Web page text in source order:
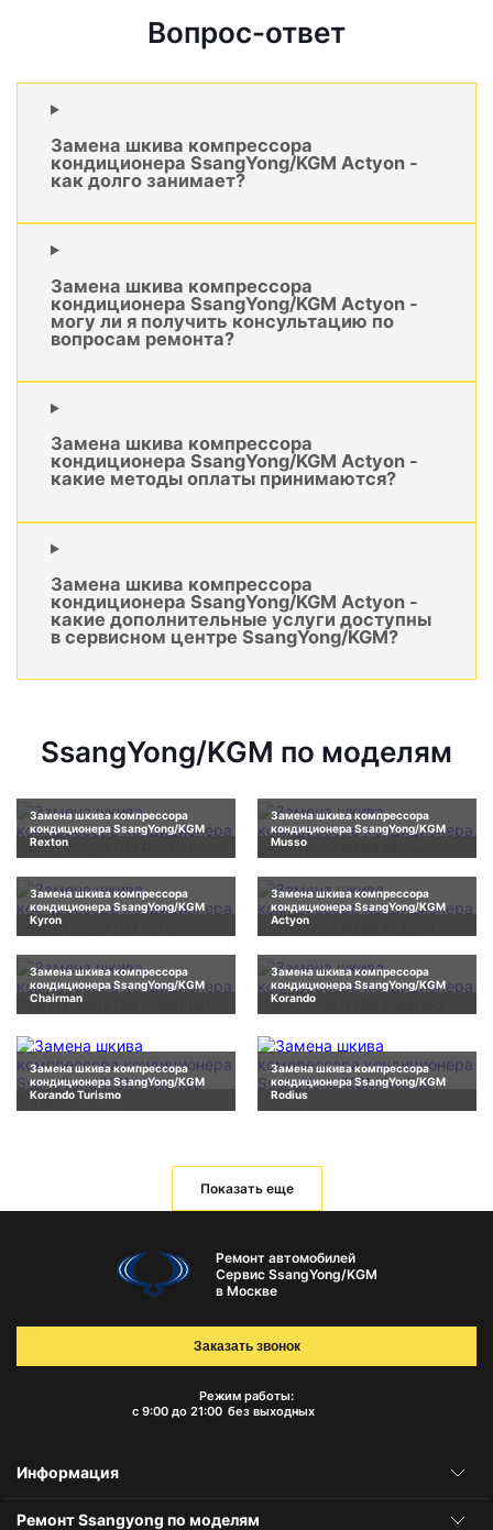
Вопрос-ответ
Замена шкива компрессора
кондиционера SsangYong/KGM Actyon -
как долго занимает?
Замена шкива компрессора
кондиционера SsangYong/KGM Actyon -
могу ли я получить консультацию по
вопросам ремонта?
Замена шкива компрессора
кондиционера SsangYong/KGM Actyon -
какие методы оплаты принимаются?
Замена шкива компрессора
кондиционера SsangYong/KGM Actyon -
какие дополнительные услуги доступны
в сервисном центре SsangYong/KGM?
SsangYong/KGM по моделям
Замена шкива компрессора
кондиционера SsangYong/KGM
Rexton
Замена шкива компрессора
кондиционера SsangYong/KGM
Musso
Замена шкива компрессора
кондиционера SsangYong/KGM
Kyron
Замена шкива компрессора
кондиционера SsangYong/KGM
Actyon
Замена шкива компрессора
кондиционера SsangYong/KGM
Chairman
Замена шкива компрессора
кондиционера SsangYong/KGM
Korando
Замена шкива компрессора
кондиционера SsangYong/KGM
Korando Turismo
Замена шкива компрессора
кондиционера SsangYong/KGM
Rodius
Показать еще
Ремонт автомобилей
Сервис SsangYong/KGM
в Москве
Режим работы:
с 9:00 до 21:00 без выходных
Заказать звонок
Информация
Ремонт Ssangyong по моделям